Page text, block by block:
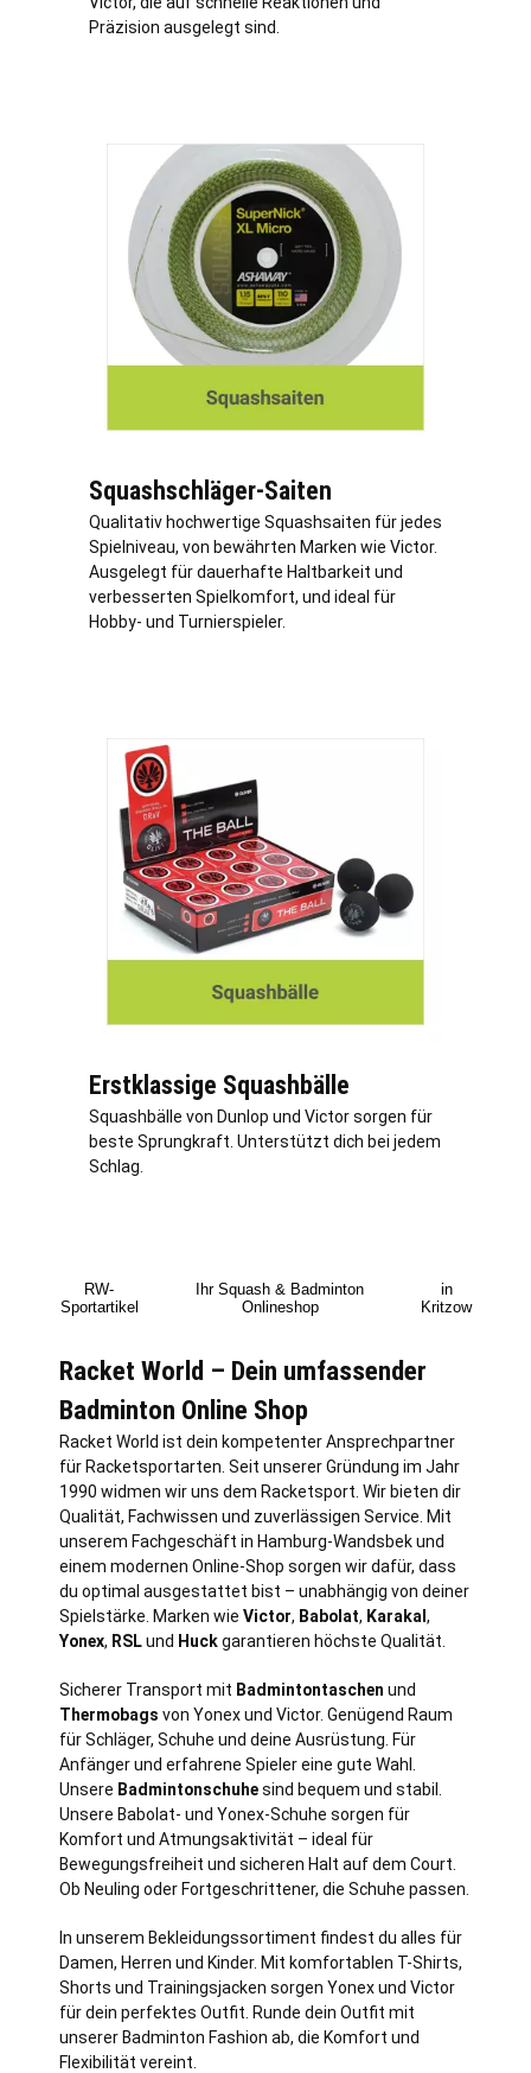
Präzision ausgelegt sind.
Squashschläger-Saiten
Qualitativ hochwertige Squashsaiten für jedes
Spielniveau, von bewährten Marken wie Victor.
Ausgelegt für dauerhafte Haltbarkeit und
verbesserten Spielkomfort, und ideal für
Hobby- und Turnierspieler.
Erstklassige Squashbälle
Squashbälle von Dunlop und Victor sorgen für
beste Sprungkraft. Unterstützt dich bei jedem
Schlag.
RW-
Sportartikel
Ihr Squash & Badminton
Onlineshop
in
Kritzow
Racket World – Dein umfassender
Badminton Online Shop
Racket World ist dein kompetenter Ansprechpartner
für Racketsportarten. Seit unserer Gründung im Jahr
1990 widmen wir uns dem Racketsport. Wir bieten dir
Qualität, Fachwissen und zuverlässigen Service. Mit
unserem Fachgeschäft in Hamburg-Wandsbek und
einem modernen Online-Shop sorgen wir dafür, dass
du optimal ausgestattet bist – unabhängig von deiner
Spielstärke. Marken wie Victor, Babolat, Karakal ,
Yonex, RSLund Huckgarantieren höchste Qualität.
Sicherer Transport mit Badmintontaschen und
Thermobags von Yonex und Victor. Genügend Raum
für Schläger, Schuhe und deine Ausrüstung. Für
Anfänger und erfahrene Spieler eine gute Wahl.
Unsere Badmintonschuhesind bequem und stabil.
Unsere Babolat- und Yonex-Schuhe sorgen für
Komfort und Atmungsaktivität – ideal für
Bewegungsfreiheit und sicheren Halt auf dem Court.
Ob Neuling oder Fortgeschrittener, die Schuhe passen.
In unserem Bekleidungssortiment findest du alles für
Damen, Herren und Kinder. Mit komfortablen T-Shirts,
Shorts und Trainingsjacken sorgen Yonex und Victor
für dein perfektes Outfit. Runde dein Outfit mit
unserer Badminton Fashion ab, die Komfort und
Flexibilität vereint.